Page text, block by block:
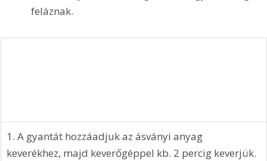
feláznak.
1. A gyantát hozzáadjuk az ásványi anyag
keverékhez, majd keverőgéppel kb. 2 percig keverjük.